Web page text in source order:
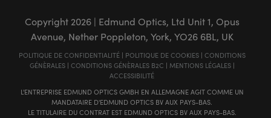
Copyright 2026| Edmund Optics, Ltd Unit 1, Opus
Avenue, Nether Poppleton, York, YO26 6BL, UK
POLITIQUE DE CONFIDENTIALITÉ| POLITIQUE DE COOKIES| CONDITIONS
GÉNÈRALES| CONDITIONS GÉNÈRALES B2C | MENTIONS LÉGALES|
ACCESSIBILITÉ
L'ENTREPRISE EDMUND OPTICS GMBH EN ALLEMAGNE AGIT COMME UN
MANDATAIRE D'EDMUND OPTICS BV AUX PAYS-BAS.
LE TITULAIRE DU CONTRAT EST EDMUND OPTICS BV AUX PAYS-BAS.